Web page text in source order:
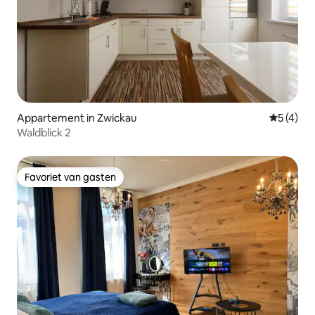
Appartement in Zwickau
5 (4)
Waldblick 2
Favoriet van gasten
Favoriet van gasten